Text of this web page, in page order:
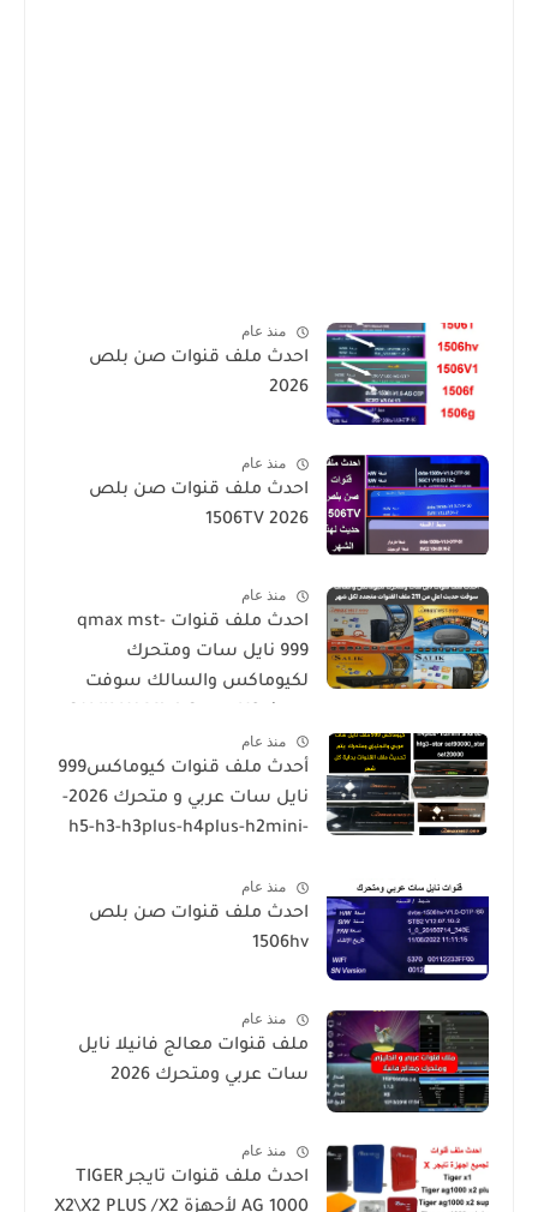
منذ عام
احدث ملف قنوات صن بلص
2026
منذ عام
احدث ملف قنوات صن بلص
1506TV 2026
منذ عام
احدث ملف قنوات qmax mst-
999 نايل سات ومتحرك
لكيوماكس والسالك سوفت
Mini 2 USB-SALIK H3 Mini-Salik
H2 Plus
منذ عام
أحدث ملف قنوات كيوماكس999
نايل سات عربي و متحرك 2026-
h5-h3-h3plus-h4plus-h2mini-
sat20000
منذ عام
احدث ملف قنوات صن بلص
1506hv
منذ عام
ملف قنوات معالج فانيلا نايل
سات عربي ومتحرك 2026
منذ عام
احدث ملف قنوات تايجر TIGER